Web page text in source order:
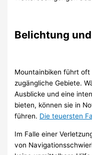
Belichtung
Mountainbiken führt
zugängliche Gebiete.
Ausblicke und eine
bieten, können sie in
führen. Die teuersten
Im Falle einer
von